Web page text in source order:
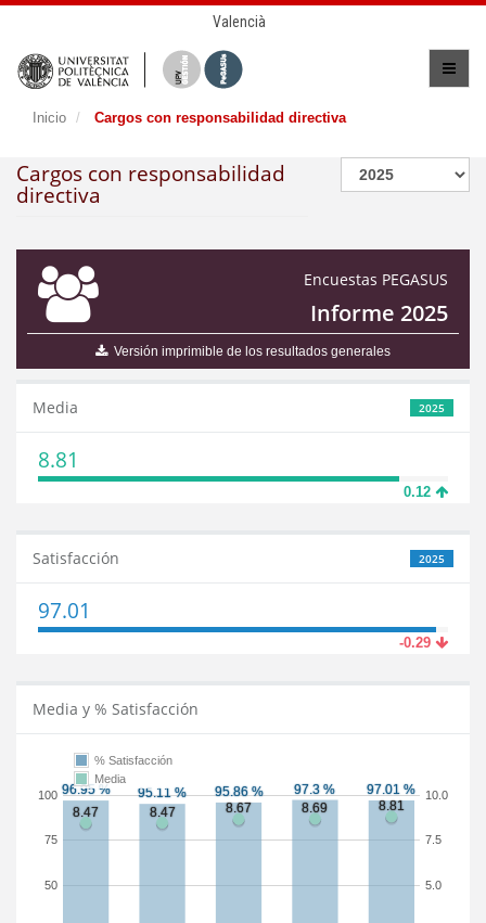
Valencià
Inicio Cargos con responsabilidad directiva
Cargos con responsabilidad
directiva
Encuestas PEGASUS
Informe 2025
Versión imprimible de los resultados generales
2025
Media
8.81
0.12
2025
Satisfacción
97.01
-0.29
Media y % Satisfacción
50
75
100
5.0
7.5
10.0
% Satisfacción
Media